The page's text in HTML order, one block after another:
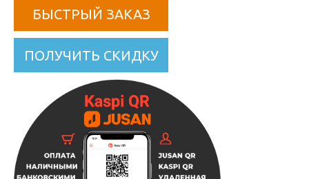
БЫСТРЫЙ ЗАКАЗ
ПОЛУЧИТЬ СКИДКУ